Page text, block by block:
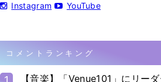
Instagram YouTube
コメントランキング
【音楽】「Venue101」にリー